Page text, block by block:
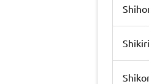
Shikiri